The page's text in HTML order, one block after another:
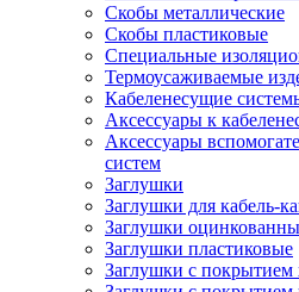
Скобы металлические
Скобы пластиковые
Специальные
Термоусаживаемые
Кабеленесущие
Аксессуары к
Аксессуары
систем
Заглушки
Заглушки для кабель-
Заглушки
Заглушки пластиковые
Заглушки с